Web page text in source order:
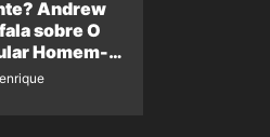
Andrew
sobre O
Homem-